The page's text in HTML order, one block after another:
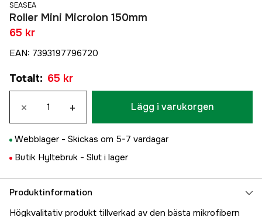
SEASEA
Roller Mini Microlon 150mm
65 kr
EAN: 7393197796720
Totalt: 65 kr
× + Lägg i varukorgen
Webblager - Skickas om 5-7 vardagar
Butik Hyltebruk - Slut i lager
Produktinformation
Högkvalitativ produkt tillverkad av den bästa mikrofibern